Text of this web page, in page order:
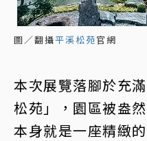
圖／翻攝平溪松苑官網
本次展覽落腳於充
松苑」，園區被盎
本身就是一座精緻